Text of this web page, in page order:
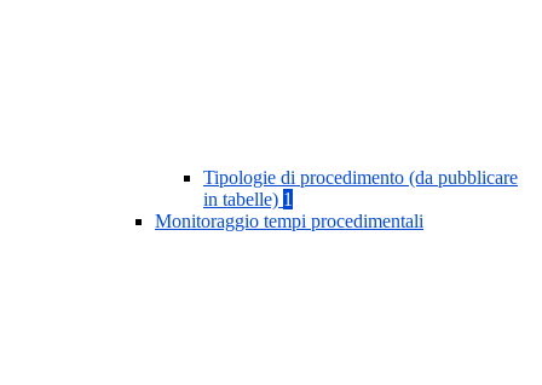
Tipologie di procedimento (da pubblicare
in tabelle) 1
Monitoraggio tempi procedimentali